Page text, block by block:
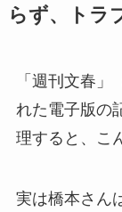
らず、トラ
「週刊文春
れた電子版の
理すると、こ
実は橋本さん